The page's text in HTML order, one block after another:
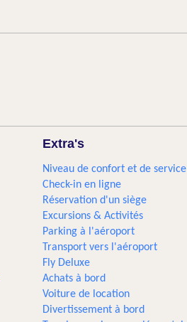
Extra's
Niveau de confort et de service
Check-in en ligne
Réservation d'un siège
Excursions & Activités​
Parking à l'aéroport
Transport vers l'aéroport
Fly Deluxe
Achats à bord
Voiture de location
Divertissement à bord